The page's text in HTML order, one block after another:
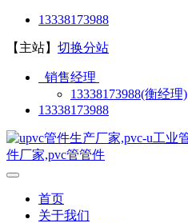
13338173988
【主站】 切换分站
销售经理
13338173988(衡经理)
13338173988
首页
关于我们